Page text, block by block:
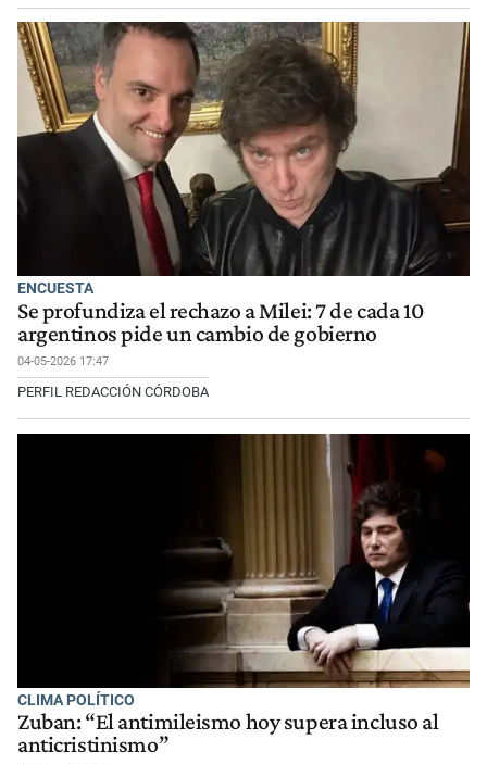
ENCUESTA
Se profundiza el rechazo a Milei: 7 de cada 10
argentinos pide un cambio de gobierno
04-05-2026 17:47
PERFIL REDACCIÓN CÓRDOBA
CLIMA POLÍTICO
Zuban: “El antimileismo hoy supera incluso al
anticristinismo”